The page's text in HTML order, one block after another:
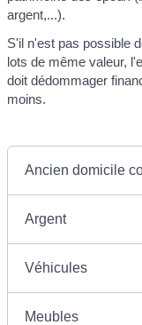
argent,...).
S'il n'est pas possible
lots de même valeur,
doit dédommager
moins.
Ancien domicile
Argent
Véhicules
Meubles